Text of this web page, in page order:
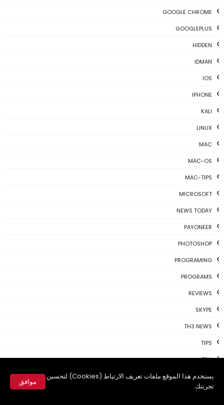
يستخدم هذا الموقع ملفات تعريف الارتباط (Cookies) لتحسين
تجربتك.
موافق
GOOGLE CHROME
GOOGLEPLUS
HIDDEN
IDMAN
IOS
IPHONE
KALI
LINUX
MAC
MAC-OS
MAC-TIPS
MICROSOFT
NEWS TODAY
PAYONEER
PHOTOSHOP
PROGRAMING
PROGRAMS
REVIEWS
SKYPE
TH3 NEWS
TIPS
TSU
TWITTER
USBKEY